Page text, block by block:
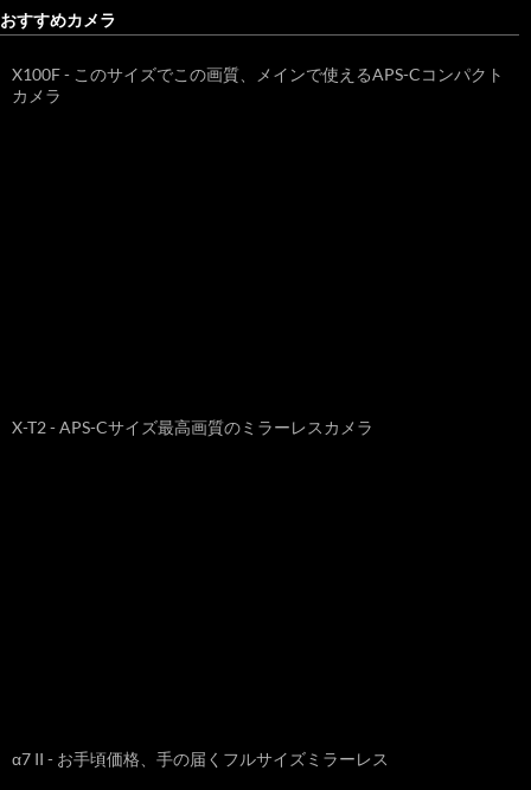
おすすめカメラ
X100F - このサイズでこの画質、メインで使えるAPS-Cコンパクト
カメラ
X-T2 - APS-Cサイズ最高画質のミラーレスカメラ
α7 II - お手頃価格、手の届くフルサイズミラーレス